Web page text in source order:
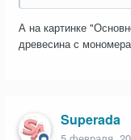
А на картинке
древесина с
Superada